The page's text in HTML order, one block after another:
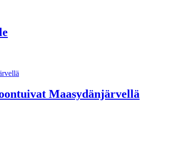
Maasydänjärvellä